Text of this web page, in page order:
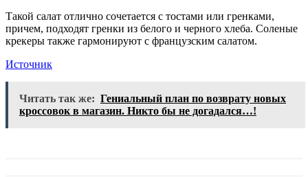
Такой салат отлично сочетается с тостами или гренками,
причем, подходят гренки из белого и черного хлеба. Соленые
крекеры также гармонируют с французским салатом.
Источник
Читать так же: Гениальный план по возврату новых
кроссовок в магазин. Никто бы не догадался…!